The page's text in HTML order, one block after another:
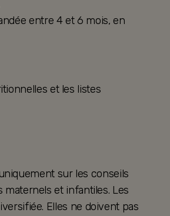
entre 4 et 6 mois, en
et les listes
sur les conseils
et infantiles. Les
Elles ne doivent pas